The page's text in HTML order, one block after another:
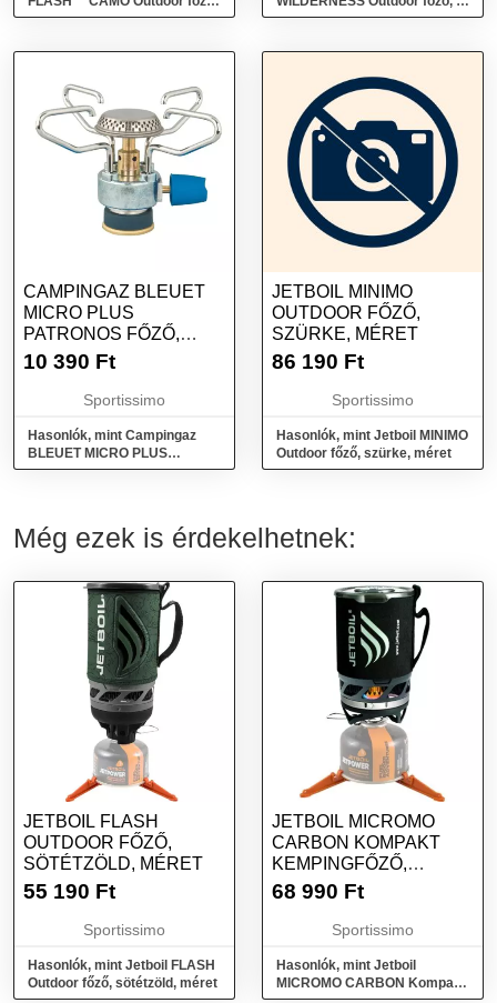
khaki, méret
méret
CAMPINGAZ BLEUET
MICRO PLUS
PATRONOS FŐZŐ,
EZÜST, MÉRET
10 390 Ft
Sportissimo
Hasonlók, mint Campingaz
BLEUET MICRO PLUS
Patronos főző, ezüst, méret
JETBOIL MINIMO
OUTDOOR FŐZŐ,
SZÜRKE, MÉRET
86 190 Ft
Sportissimo
Hasonlók, mint Jetboil MINIMO
Outdoor főző, szürke, méret
Még ezek is érdekelhetnek:
JETBOIL FLASH
OUTDOOR FŐZŐ,
SÖTÉTZÖLD, MÉRET
55 190 Ft
Sportissimo
Hasonlók, mint Jetboil FLASH
Outdoor főző, sötétzöld, méret
JETBOIL MICROMO
CARBON KOMPAKT
KEMPINGFŐZŐ,
FEKETE, MÉRET
68 990 Ft
Sportissimo
Hasonlók, mint Jetboil
MICROMO CARBON Kompakt